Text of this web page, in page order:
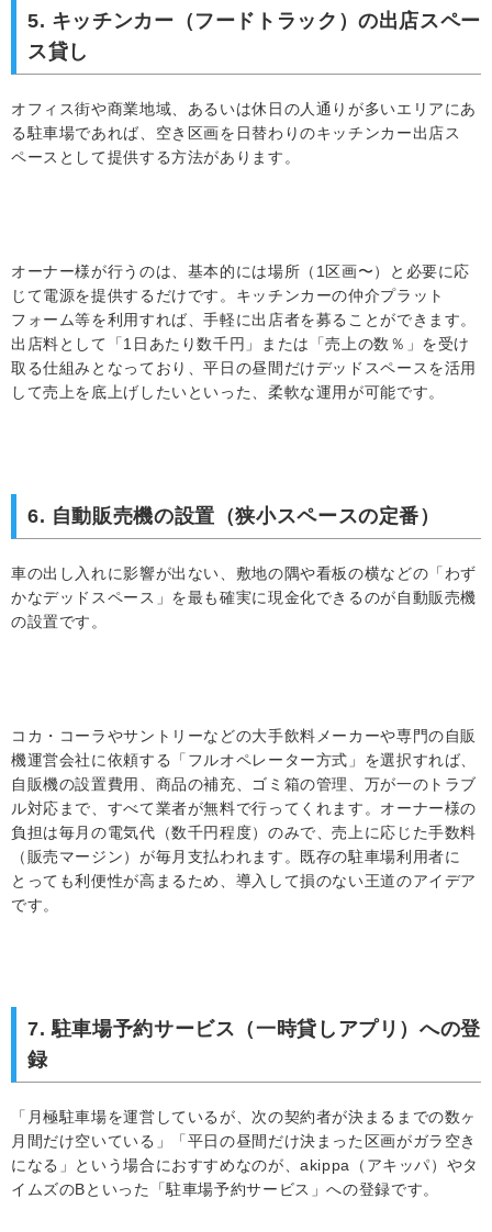
5. キッチンカー（フードトラック）の出店スペー
ス貸し
オフィス街や商業地域、あるいは休日の人通りが多いエリアにあ
る駐車場であれば、空き区画を日替わりのキッチンカー出店ス
ペースとして提供する方法があります。
オーナー様が行うのは、基本的には場所（1区画〜）と必要に応
じて電源を提供するだけです。キッチンカーの仲介プラット
フォーム等を利用すれば、手軽に出店者を募ることができます。
出店料として「1日あたり数千円」または「売上の数％」を受け
取る仕組みとなっており、平日の昼間だけデッドスペースを活用
して売上を底上げしたいといった、柔軟な運用が可能です。
6. 自動販売機の設置（狭小スペースの定番）
車の出し入れに影響が出ない、敷地の隅や看板の横などの「わず
かなデッドスペース」を最も確実に現金化できるのが自動販売機
の設置です。
コカ・コーラやサントリーなどの大手飲料メーカーや専門の自販
機運営会社に依頼する「フルオペレーター方式」を選択すれば、
自販機の設置費用、商品の補充、ゴミ箱の管理、万が一のトラブ
ル対応まで、すべて業者が無料で行ってくれます。オーナー様の
負担は毎月の電気代（数千円程度）のみで、売上に応じた手数料
（販売マージン）が毎月支払われます。既存の駐車場利用者に
とっても利便性が高まるため、導入して損のない王道のアイデア
です。
7. 駐車場予約サービス（一時貸しアプリ）への登
録
「月極駐車場を運営しているが、次の契約者が決まるまでの数ヶ
月間だけ空いている」「平日の昼間だけ決まった区画がガラ空き
になる」という場合におすすめなのが、akippa（アキッパ）やタ
イムズのBといった「駐車場予約サービス」への登録です。